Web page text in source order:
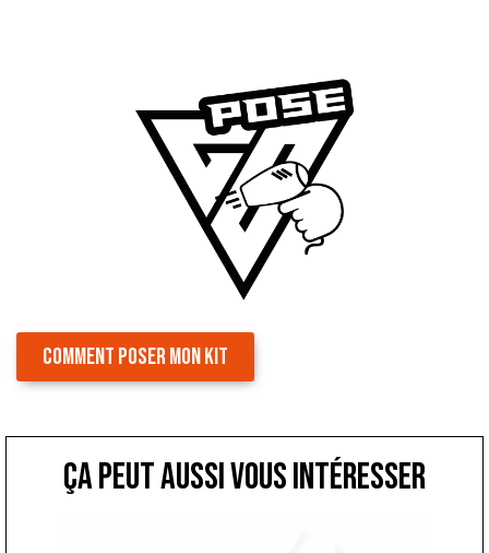
COMMENT POSER MON KIT
ça peut aussi vous intéresser